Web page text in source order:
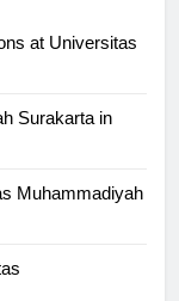
at Universitas
Surakarta in
Muhammadiyah